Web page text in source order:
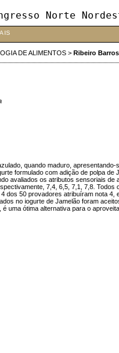
Norte
DE ALIMENTOS> Ribeiro
quando maduro,
formulado com adição de polpa
avaliados os atributos sensoriais
7,4, 6,5, 7,1, 7,8.
50 provadores atribuíram nota 4,
no iogurte de Jamelão foram
ótima alternativa para o